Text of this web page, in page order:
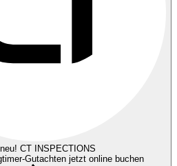
CT INSPECTIONS
Gutachten jetzt online buchen